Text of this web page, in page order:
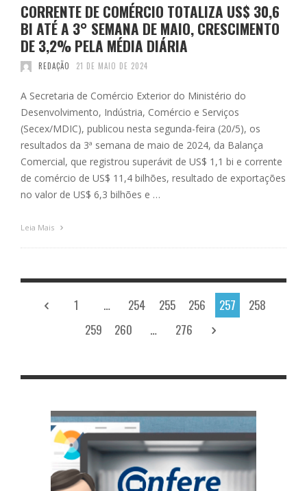
CORRENTE DE COMÉRCIO TOTALIZA US$ 30,6
BI ATÉ A 3° SEMANA DE MAIO, CRESCIMENTO
DE 3,2% PELA MÉDIA DIÁRIA
REDAÇÃO 21 DE MAIO DE 2024
A Secretaria de Comércio Exterior do Ministério do
Desenvolvimento, Indústria, Comércio e Serviços
(Secex/MDIC), publicou nesta segunda-feira (20/5), os
resultados da 3ª semana de maio de 2024, da Balança
Comercial, que registrou superávit de US$ 1,1 bi e corrente
de comércio de US$ 11,4 bilhões, resultado de exportações
no valor de US$ 6,3 bilhões e …
Leia Mais
1 … 254 255 256 257
258
259
260 … 276